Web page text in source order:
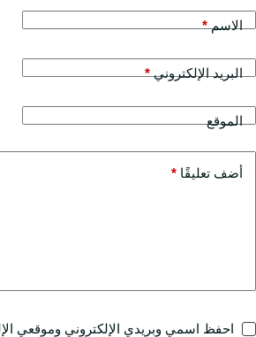
الاسم*
البريد الإلكتروني*
الموقع
أضف تعليقًا *
احفظ اسمي وبريدي الإلكتروني وموقعي